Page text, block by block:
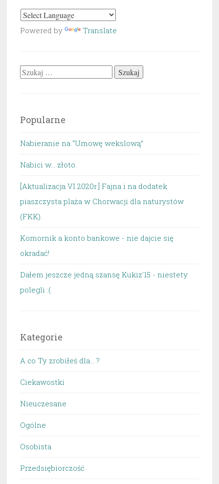
Powered by Translate
Szukaj:
Popularne
Nabieranie na “Umowę wekslową”
Nabici w... złoto.
[Aktualizacja VI 2020r.] Fajna i na dodatek
piaszczysta plaża w Chorwacji dla naturystów
(FKK).
Komornik a konto bankowe - nie dajcie się
okradać!
Dałem jeszcze jedną szansę Kukiz'15 - niestety
polegli :(
Kategorie
A co Ty zrobiłeś dla… ?
Ciekawostki
Nieuczesane
Ogólne
Osobista
Przedsiębiorczość